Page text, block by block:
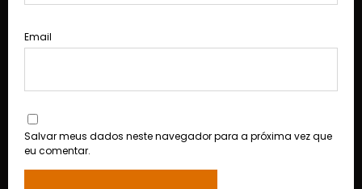
Email
Salvar meus dados neste navegador para a próxima vez que
eu comentar.